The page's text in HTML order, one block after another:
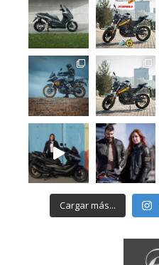
Cargar más...